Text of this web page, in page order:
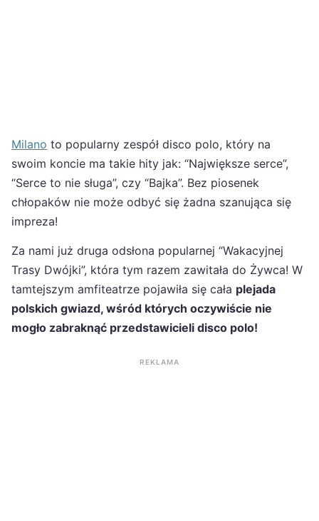
Milano to popularny zespół disco polo, który na
swoim koncie ma takie hity jak: “Największe serce”,
“Serce to nie sługa”, czy “Bajka”. Bez piosenek
chłopaków nie może odbyć się żadna szanująca się
impreza!
Za nami już druga odsłona popularnej “Wakacyjnej
Trasy Dwójki”, która tym razem zawitała do Żywca! W
tamtejszym amfiteatrze pojawiła się cała plejada
polskich gwiazd, wśród których oczywiście nie
mogło zabraknąć przedstawicieli disco polo!
REKLAMA